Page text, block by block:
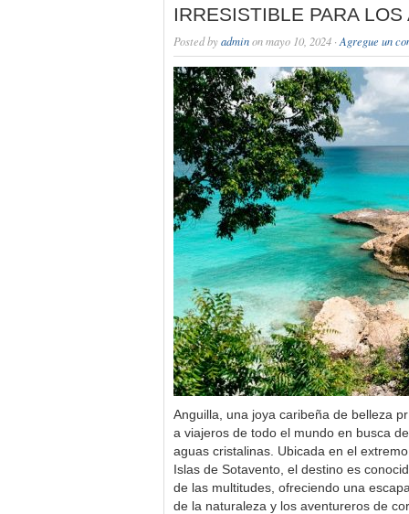
IRRESISTIBLE PARA
Posted byadminon mayo 10, 2024 · Agregue un
Anguilla, una joya caribeña de belleza
a viajeros de todo el mundo en busca
aguas cristalinas. Ubicada en el
Islas de Sotavento, el destino es
de las multitudes, ofreciendo una
de la naturaleza y los aventureros de